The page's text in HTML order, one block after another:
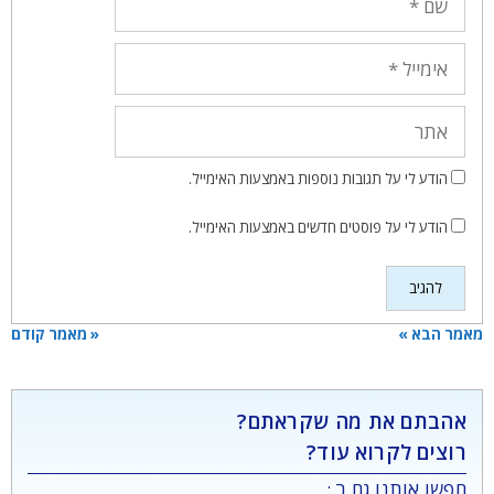
הודע לי על תגובות נוספות באמצעות האימייל.
הודע לי על פוסטים חדשים באמצעות האימייל.
« מאמר קודם מאמר הבא »
אהבתם את מה שקראתם?
רוצים לקרוא עוד?